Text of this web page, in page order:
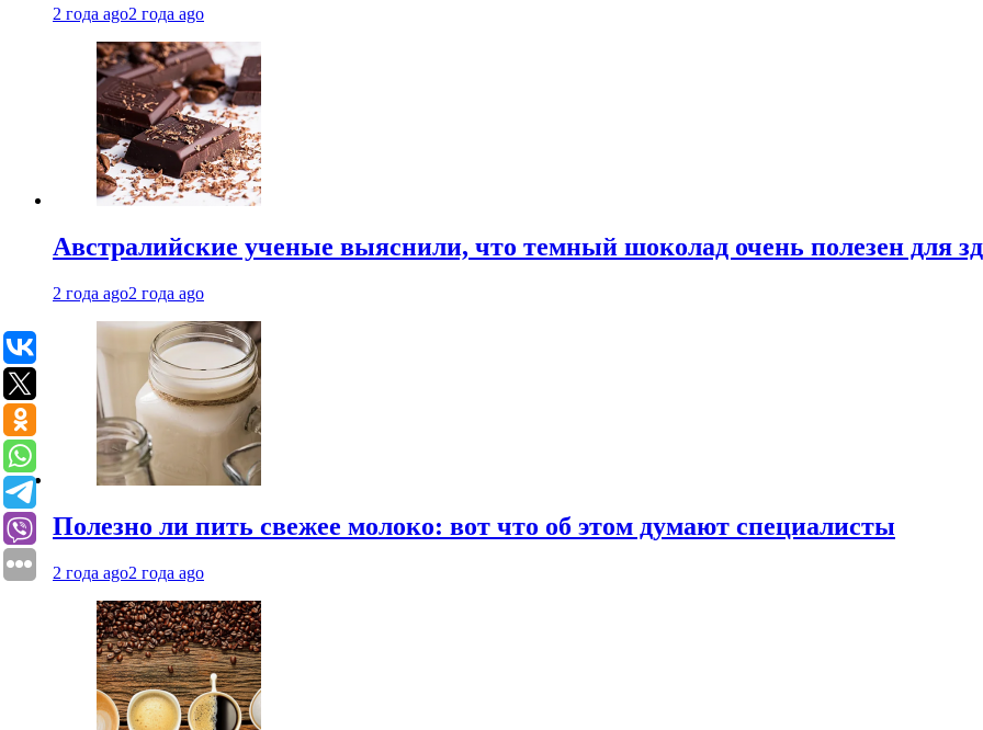
2 года ago2 года ago
Австралийские ученые выяснили, что темный шоколад очень полезен для
2 года ago2 года ago
Полезно ли пить свежее молоко: вот что об этом думают специалисты
2 года ago2 года ago